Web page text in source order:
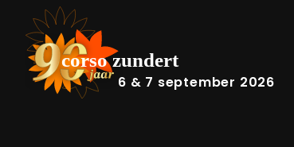
6 & 7 september 2026